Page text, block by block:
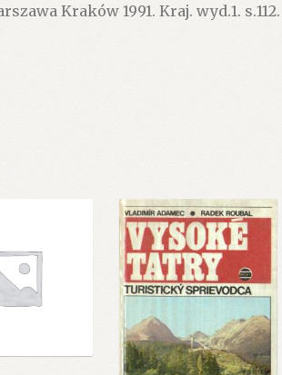
Kraków 1991. Kraj. wyd.1. s.112.